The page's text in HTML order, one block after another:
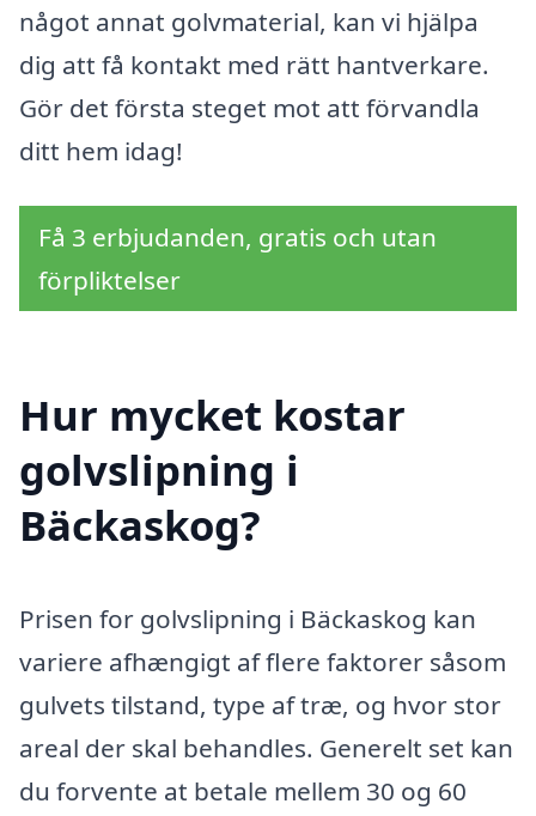
något annat golvmaterial, kan vi hjälpa
dig att få kontakt med rätt hantverkare.
Gör det första steget mot att förvandla
ditt hem idag!
Få 3 erbjudanden, gratis och utan
förpliktelser
Hur mycket kostar
golvslipning i
Bäckaskog?
Prisen for golvslipning i Bäckaskog kan
variere afhængigt af flere faktorer såsom
gulvets tilstand, type af træ, og hvor stor
areal der skal behandles. Generelt set kan
du forvente at betale mellem 30 og 60